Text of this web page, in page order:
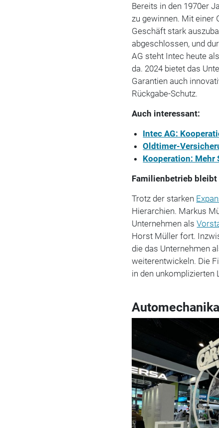
Bereits in den 1970er
zu gewinnen. Mit einer
Geschäft stark
abgeschlossen, und
AG steht Intec heute
da. 2024 bietet das
Garantien auch
Rückgabe-Schutz.
Auch interessant:
Intec AG:
Oldtimer-
Kooperation: Mehr
Familienbetrieb bleibt
Trotz der starken
Hierarchien. Markus
Unternehmen als
Horst Müller fort.
die das Unternehmen
weiterentwickeln. Die
in den